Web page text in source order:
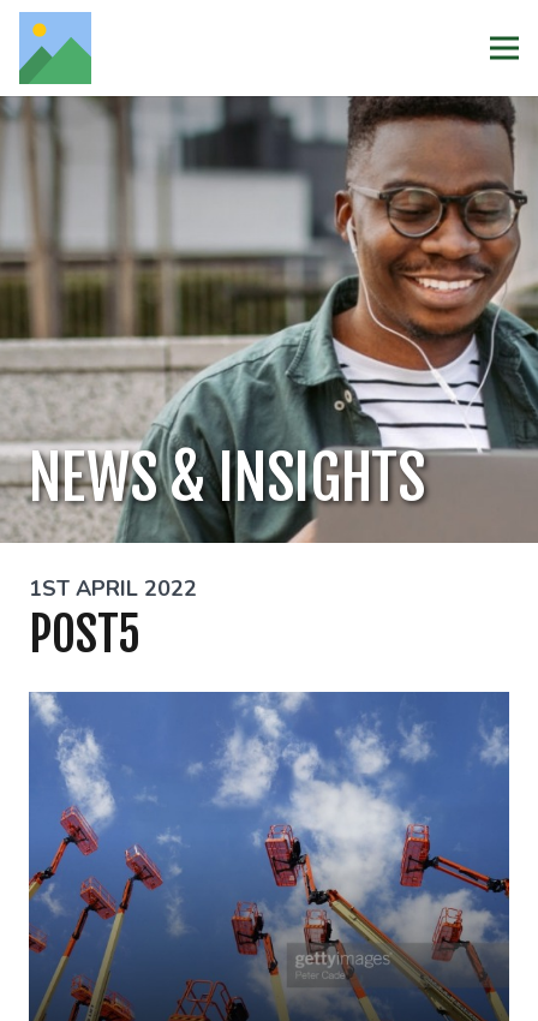
NEWS & INSIGHTS
1ST APRIL 2022
POST5